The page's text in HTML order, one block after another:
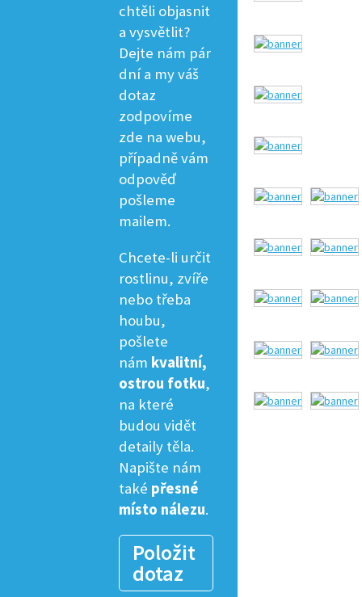
chtěli objasnit
a vysvětlit?
Dejte nám pár
dní a my váš
dotaz
zodpovíme
zde na webu,
případně vám
odpověď
pošleme
mailem.
Chcete-li určit
rostlinu, zvíře
nebo třeba
houbu,
pošlete
nám kvalitní,
ostrou fotku,
na které
budou vidět
detaily těla.
Napište nám
také přesné
místo nálezu.
Položit
dotaz